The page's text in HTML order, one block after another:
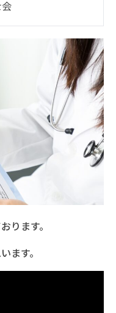
ります。
ます。